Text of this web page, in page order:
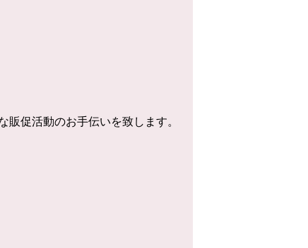
促活動のお手伝いを致します。